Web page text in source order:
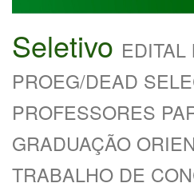
Seletivo EDITAL
PROEG/DEAD
PROFESSORES
GRADUAÇÃO
TRABALHO DE